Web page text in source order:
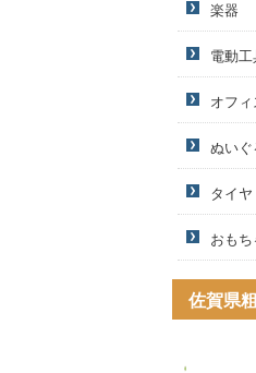
楽器
電動工
オフ
ぬいぐ
タイ
おもち
佐賀県